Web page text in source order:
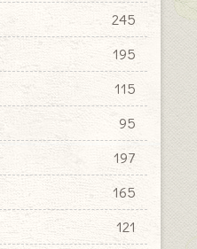
245
195
115
95
197
165
121